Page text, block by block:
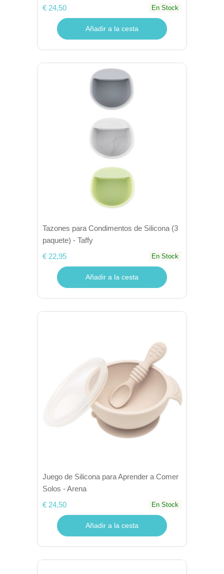
€ 24,50 En Stock
Añadir a la cesta
Tazones para Condimentos de Silicona (3
paquete) - Taffy
€ 22,95
En Stock
Añadir a la cesta
Juego de Silicona para Aprender a Comer
Solos - Arena
€ 24,50
En Stock
Añadir a la cesta